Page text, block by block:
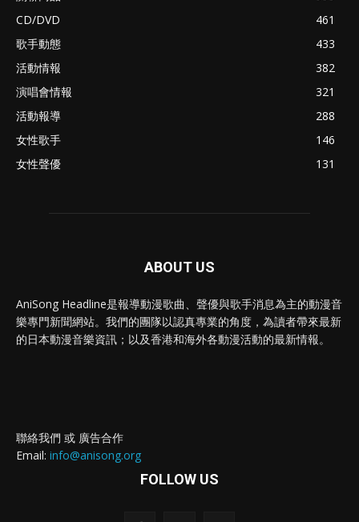
CD/DVD
461
歌手動態
433
活動情報
382
演唱會情報
321
活動報導
288
女性歌手
146
女性聲優
131
ABOUT US
AniSong Headline是報導動漫歌曲、聲優與歌手消息為主的動漫音
樂專門新聞網站。我們的團隊以認真專業的角度，為讀者帶來最新
的日本動漫音樂資訊；以及香港和海外各動漫活動的最新情報。
聯絡我們 或 廣告合作
Email: info@anisong.org
FOLLOW US